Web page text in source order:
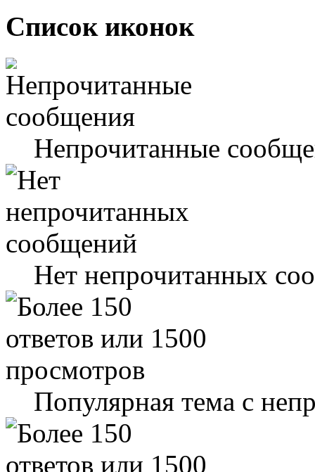
Список иконок
Непрочитанные
Нет непрочитанных
Популярная тема с